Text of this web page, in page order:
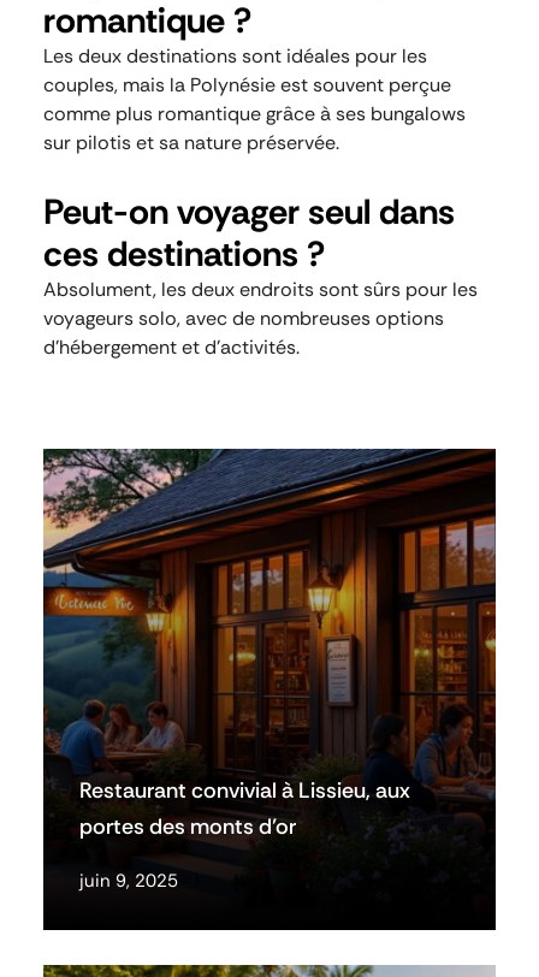
romantique ?
Les deux destinations sont idéales pour les
couples, mais la Polynésie est souvent perçue
comme plus romantique grâce à ses bungalows
sur pilotis et sa nature préservée.
Peut-on voyager seul dans
ces destinations ?
Absolument, les deux endroits sont sûrs pour les
voyageurs solo, avec de nombreuses options
d’hébergement et d’activités.
Restaurant convivial à Lissieu, aux
portes des monts d’or
juin 9, 2025